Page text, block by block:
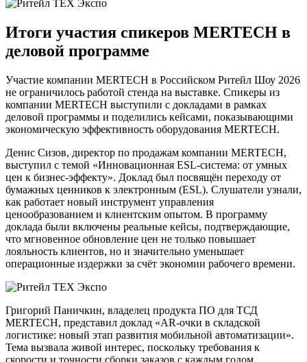
Итоги участия спикеров MERTECH в
деловой программе
Участие компании MERTECH в Российском Ритейл Шоу 2026
не ограничилось работой стенда на выставке. Спикеры из
компании MERTECH выступили с докладами в рамках
деловой программы и поделились кейсами, показывающими
экономическую эффективность оборудования MERTECH.
Денис Сизов, директор по продажам компании MERTECH,
выступил с темой «Инновационная ESL-система: от умных
цен к бизнес-эффекту». Доклад был посвящён переходу от
бумажных ценников к электронным (ESL). Слушатели узнали,
как работает новый инструмент управления
ценообразованием и клиентским опытом. В программу
доклада были включены реальные кейсы, подтверждающие,
что мгновенное обновление цен не только повышает
лояльность клиентов, но и значительно уменьшает
операционные издержки за счёт экономии рабочего времени.
Григорий Паничкин, владелец продукта ПО для ТСД
MERTECH, представил доклад «AR-очки в складской
логистике: новый этап развития мобильной автоматизации».
Тема вызвала живой интерес, поскольку требования к
скорости и точности сборки заказов с каждым годом